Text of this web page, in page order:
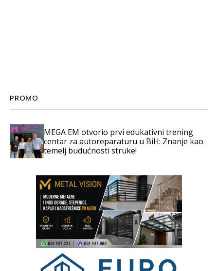
PROMO
MEGA EM otvorio prvi edukativni trening
centar za autoreparaturu u BiH: Znanje kao
temelj budućnosti struke!